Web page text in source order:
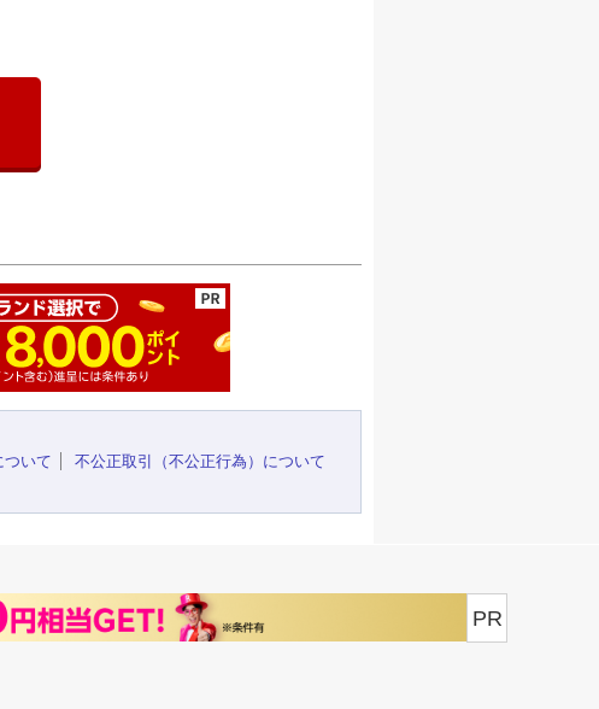
ついて
不公正取引（不公正行為）について
PR